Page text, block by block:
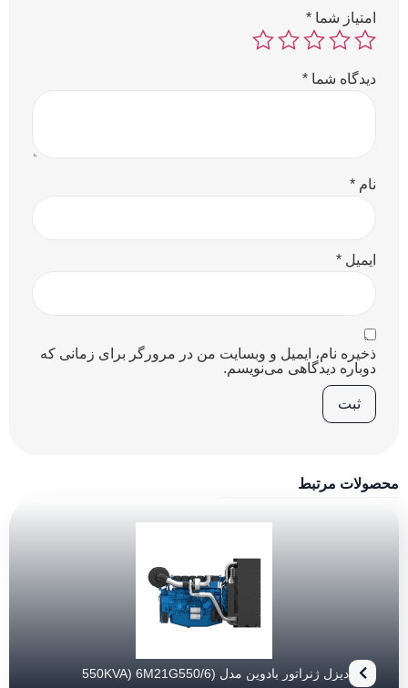
امتیاز شما *
دیدگاه شما *
نام *
ایمیل *
ذخیره نام، ایمیل و وبسایت من در مرورگر برای زمانی که
دوباره دیدگاهی می‌نویسم.
محصولات مرتبط
دیزل ژنراتور بادوین مدل (550KVA) 6M21G550/6